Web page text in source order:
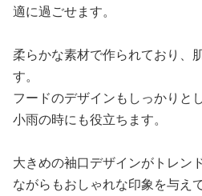
適に過ごせます。
柔らかな素材で作られており、
す。
フードのデザインもしっかりと
小雨の時にも役立ちます。
大きめの袖口デザインがトレン
ながらもおしゃれな印象を与え